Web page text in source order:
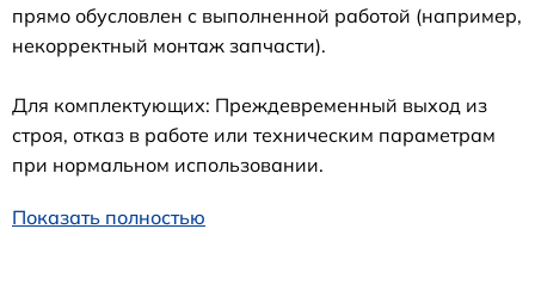
прямо обусловлен с выполненной работой (например,
некорректный монтаж запчасти).
Для комплектующих: Преждевременный выход из
строя, отказ в работе или техническим параметрам
при нормальном использовании.
Показать полностью